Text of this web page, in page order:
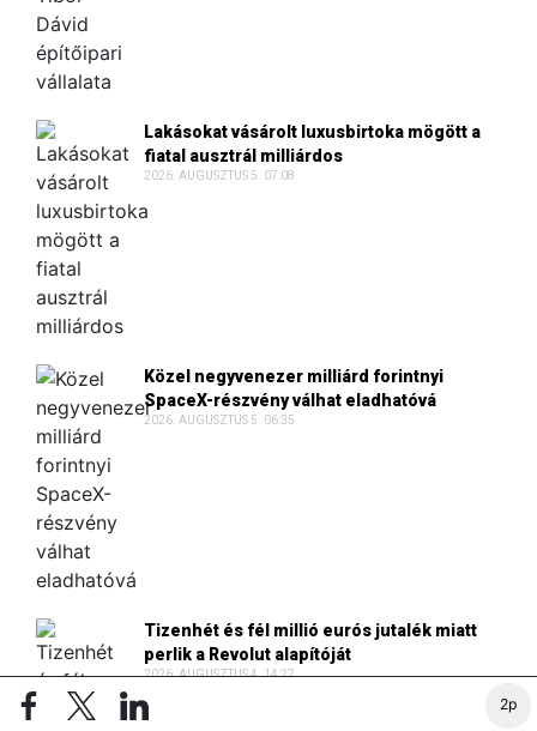
2p
Lakásokat vásárolt luxusbirtoka mögött a
fiatal ausztrál milliárdos
2026. AUGUSZTUS 5. 07:08
Közel negyvenezer milliárd forintnyi
SpaceX-részvény válhat eladhatóvá
2026. AUGUSZTUS 5. 06:35
Tizenhét és fél millió eurós jutalék miatt
perlik a Revolut alapítóját
2026. AUGUSZTUS 4. 14:27